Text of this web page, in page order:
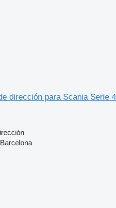
dirección para Scania Serie 4